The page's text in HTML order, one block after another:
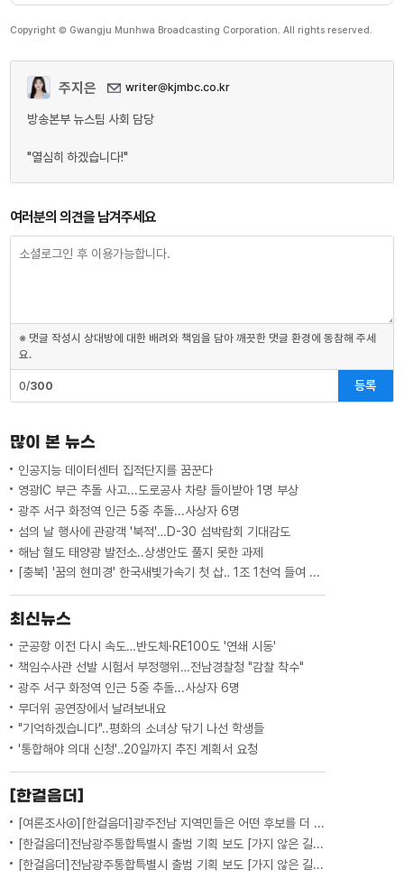
Copyright © Gwangju Munhwa Broadcasting Corporation. All rights reserved.
주지은 writer@kjmbc.co.kr
방송본부 뉴스팀 사회 담당
"열심히 하겠습니다!"
여러분의 의견을 남겨주세요
※ 댓글 작성시 상대방에 대한 배려와 책임을 담아 깨끗한 댓글 환경에 동참해 주세
요.
0/300 등록
많이 본 뉴스
인공지능 데이터센터 집적단지를 꿈꾼다
영광IC 부근 추돌 사고...도로공사 차량 들이받아 1명 부상
광주 서구 화정역 인근 5중 추돌...사상자 6명
섬의 날 행사에 관광객 '북적'…D-30 섬박람회 기대감도
해남 혈도 태양광 발전소..상생안도 풀지 못한 과제
[충북] '꿈의 현미경' 한국새빛가속기 첫 삽‥ 1조 1천억 들여 2029년 완공
최신뉴스
군공항 이전 다시 속도…반도체·RE100도 '연쇄 시동'
책임수사관 선발 시험서 부정행위…전남경찰청 "감찰 착수"
광주 서구 화정역 인근 5중 추돌...사상자 6명
무더위 공연장에서 날려보내요
"기억하겠습니다"..평화의 소녀상 닦기 나선 학생들
'통합해야 의대 신청'‥20일까지 추진 계획서 요청
[한걸음더]
[여론조사④][한걸음더]광주전남 지역민들은 어떤 후보를 더 선호할까.. 변수는?
[한걸음더]전남광주통합특별시 출범 기획 보도 [가지 않은 길] 5편 프랑스 헌법에 새긴 '지방 분권'..전남광주 통합 성공 조건은?
[한걸음더]전남광주통합특별시 출범 기획 보도 [가지 않은 길] 4편 프랑스 지역 통합 10년 성적표